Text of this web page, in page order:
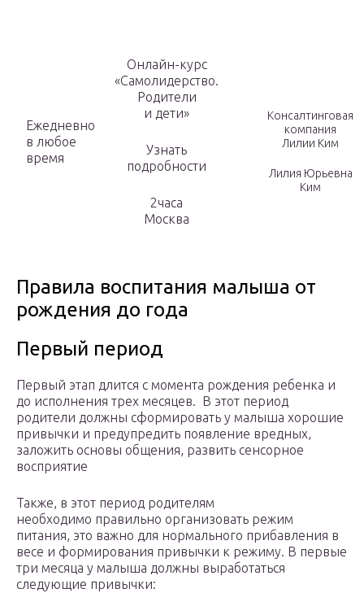
Ежедневно
в любое
время
Онлайн-курс
«Самолидерство.
Родители
и дети»
Узнать
подробности
2часа
Москва
Консалтинговая
компания
Лилии Ким
Лилия Юрьевна
Ким
Правила воспитания малыша от
рождения до года
Первый период
Первый этап длится с момента рождения ребенка и
до исполнения трех месяцев. В этот период
родители должны сформировать у малыша хорошие
привычки и предупредить появление вредных,
заложить основы общения, развить сенсорное
восприятие
Также, в этот период родителям
необходимо правильно организовать режим
питания, это важно для нормального прибавления в
весе и формирования привычки к режиму. В первые
три месяца у малыша должны выработаться
следующие привычки: